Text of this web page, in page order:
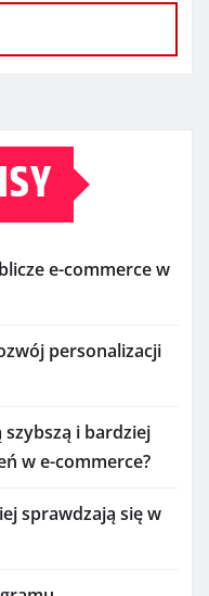
e-commerce w
personalizacji
i bardziej
w e-commerce?
sprawdzają się w